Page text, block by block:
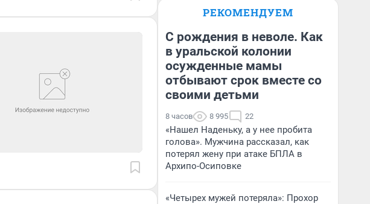
РЕКОМЕНДУЕМ
С рождения в неволе. Как
в уральской колонии
осужденные мамы
отбывают срок вместе со
своими детьми
8 часов 8 995 22
«Нашел Наденьку, а у нее пробита
голова». Мужчина рассказал, как
потерял жену при атаке БПЛА в
Архипо-Осиповке
«Четырех мужей потеряла»: Прохор